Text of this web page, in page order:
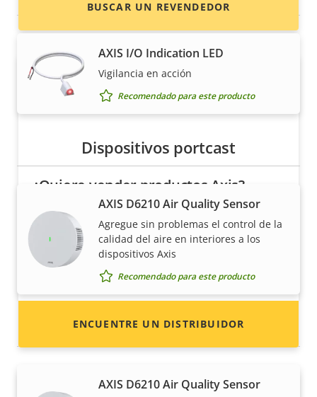
AXIS I/O Indication LED
Vigilancia en acción
Recomendado para este producto
Dispositivos portcast
AXIS D6210 Air Quality Sensor
Agregue sin problemas el control de la
calidad del aire en interiores a los
dispositivos Axis
Recomendado para este producto
Environmental sensors
AXIS D6210 Air Quality Sensor
BUSCAR UN REVENDEDOR
¿Quiere vender productos Axis?
¿Está interesado en convertirse en
revendedor? Encuentre información de
contacto de distribuidores de productos y
sistemas Axis.
ENCUENTRE UN DISTRIBUIDOR